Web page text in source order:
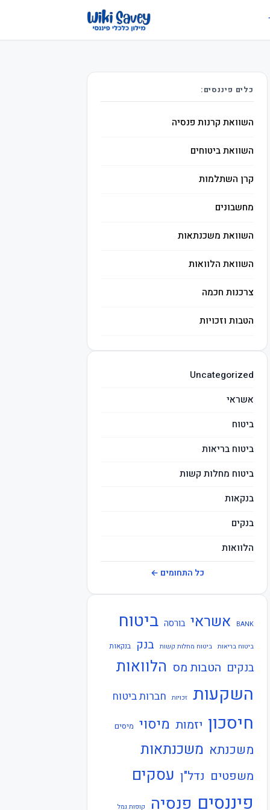
כלים פיננסים:
השוואת קרנות פנסיה
השוואת ביטוחים
קרן השתלמות
מחשבונים
השוואת משכנתאות
השוואת הלוואות
צרכנות חכמה
הטבות וזכויות
השקעות חכמות
מיסים
Uncategorized
אשראי
ביטוח
ביטוח בריאות
ביטוח מחלות קשות
בנקאות
בנקים
הלוואות
חוזרי בנק ישראל
חוזרי המפקח על הביטוח
חוזרי המפקח על הבנקים
חוזרי הפיקוח על הבנקים
חוזרי נגיד בנק ישראל
חיסכון
חקיקה
חשבונאות
כלכלה
כל התחומים ←
BANK אשראי בורסה ביטוח
ביטוח בריאות ביטוח מחלות קשות בנק בנקאות
בנקים הטבות מס הלוואות
השקעות זכויות חברות ביטוח
חיסכון יזמות מיסוי מיסים
משכנתא משכנתאות
משפטים נדל"ן עסקים
פיננסים פנסיה קופות גמל